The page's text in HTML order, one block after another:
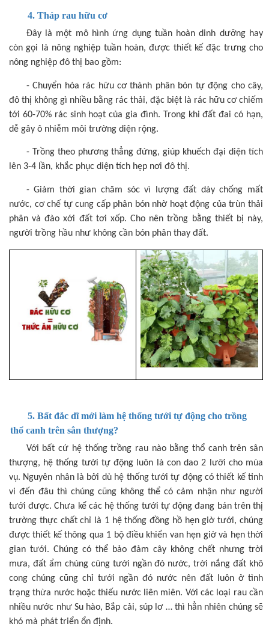
4. Tháp rau hữu cơ
Đây là một mô hình ứng dụng tuần hoàn dinh dưỡng hay
còn gọi là nông nghiệp tuần hoàn, được thiết kế đặc trưng cho
nông nghiệp đô thị bao gồm:
- Chuyển hóa rác hữu cơ thành phân bón tự động cho cây,
đô thị không gì nhiều bằng rác thải, đặc biệt là rác hữu cơ chiếm
tới 60-70% rác sinh hoạt của gia đình. Trong khi đất đai có hạn,
dễ gây ô nhiễm môi trường diện rộng.
- Trồng theo phương thẳng đứng, giúp khuếch đại diện tích
lên 3-4 lần, khắc phục diện tích hẹp nơi đô thị.
- Giảm thời gian chăm sóc vì lượng đất dày chống mất
nước, cơ chế tự cung cấp phân bón nhờ hoạt động của trùn thải
phân và đào xới đất tơi xốp. Cho nên trồng bằng thiết bị này,
người trồng hầu như không cần bón phân thay đất.
5. Bất đắc dĩ mới làm hệ thống tưới tự động cho trồng
thổ canh trên sân thượng?
Với bất cứ hệ thống trồng rau nào bằng thổ canh trên sân
thượng, hệ thống tưới tự động luôn là con dao 2 lưỡi cho mùa
vụ. Nguyên nhân là bởi dù hệ thống tưới tự động có thiết kế tinh
vi đến đâu thì chúng cũng không thể có cảm nhận như người
tưới được. Chưa kể các hệ thống tưới tự động đang bán trên thị
trường thực chất chỉ là 1 hệ thống đồng hồ hẹn giờ tưới, chúng
được thiết kế thông qua 1 bộ điều khiển van hẹn giờ và hẹn thời
gian tưới. Chúng có thể bảo đảm cây không chết nhưng trời
mưa, đất ẩm chúng cũng tưới ngần đó nước, trời nắng đất khô
cong chúng cũng chỉ tưới ngần đó nước nên đất luôn ở tình
trạng thừa nước hoặc thiếu nước liên miên. Với các loại rau cần
nhiều nước như Su hào, Bắp cải, súp lơ … thì hẳn nhiên chúng sẽ
khó mà phát triển ổn định.